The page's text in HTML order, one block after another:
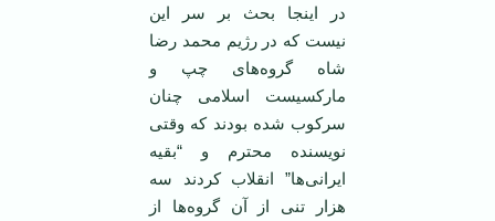
در اینجا بحث بر سر این
نیست که در رژیم محمد رضا
شاه گروه‌های چپ و
مارکسیست اسلامی چنان
سرکوب شده بودند که وقتی
نویسنده محترم و “بقیه
ایرانی‌ها” انقلاب کردند سه
هزار تنی از آن گروه‌ها از